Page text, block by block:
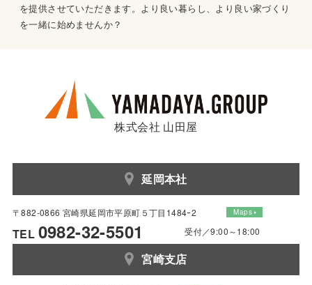
を提供させていただきます。より良い暮らし、より良い家づくり
を一緒に始めませんか？
株式会社 山田屋
延岡本社
〒882-0866 宮崎県延岡市平原町５丁目1484ｰ2 Maps
TEL 0982-32-5501 受付／9:00～18:00
宮崎支店